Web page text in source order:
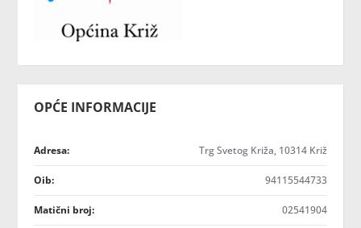
OPĆE INFORMACIJE
Adresa: Trg Svetog Križa, 10314 Križ
Oib: 94115544733
Matični broj: 02541904